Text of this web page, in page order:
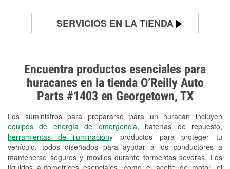
Encuentra productos esenciales para
huracanes en la tienda O’Reilly Auto
Parts #1403 en Georgetown, TX
Los suministros para prepararse para un huracán incluyen
equipos de energía de emergencia, baterías de repuesto,
herramientas de iluminacióny productos para proteger tu
vehículo, todos diseñados para ayudar a los conductores a
mantenerse seguros y móviles durante tormentas severas. Los
SERVICIOS EN LA TIENDA
Prueba de alternadores y
arrancadores
Revisión de la luz "Check Engine"
Reciclaje de baterías y aceite
Instalación de bombillas de faros
Instalación de limpiaparabrisas